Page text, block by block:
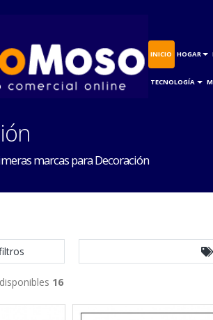
INICIO HOGAR
TECNOLOGÍA
marcas para Decoración
16